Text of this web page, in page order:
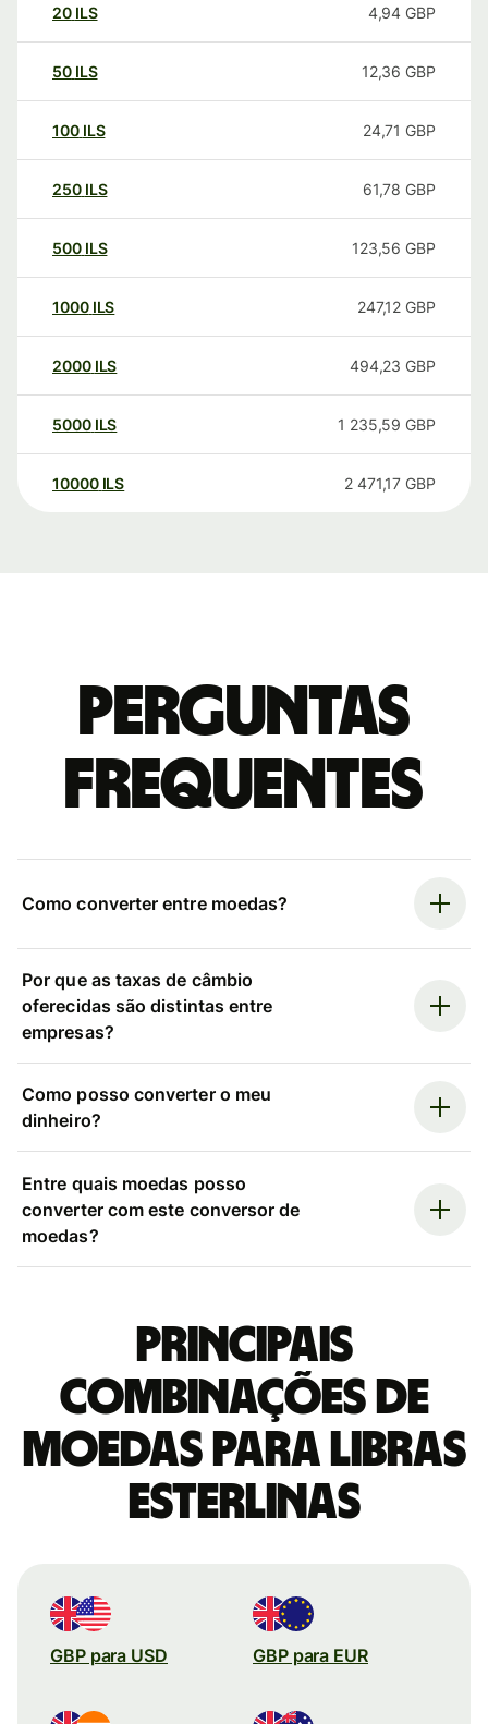
20 ILS 4,94 GBP
50 ILS 12,36 GBP
100 ILS 24,71 GBP
250 ILS 61,78 GBP
500 ILS 123,56 GBP
1000 ILS 247,12 GBP
2000 ILS 494,23 GBP
5000 ILS 1 235,59 GBP
10000 ILS 2 471,17 GBP
Perguntas
frequentes
Como converter entre moedas?
Por que as taxas de câmbio
oferecidas são distintas entre
empresas?
Como posso converter o meu
dinheiro?
Entre quais moedas posso
converter com este conversor de
moedas?
Principais
combinações de
moedas para Libras
esterlinas
GBP para USD GBP para EUR